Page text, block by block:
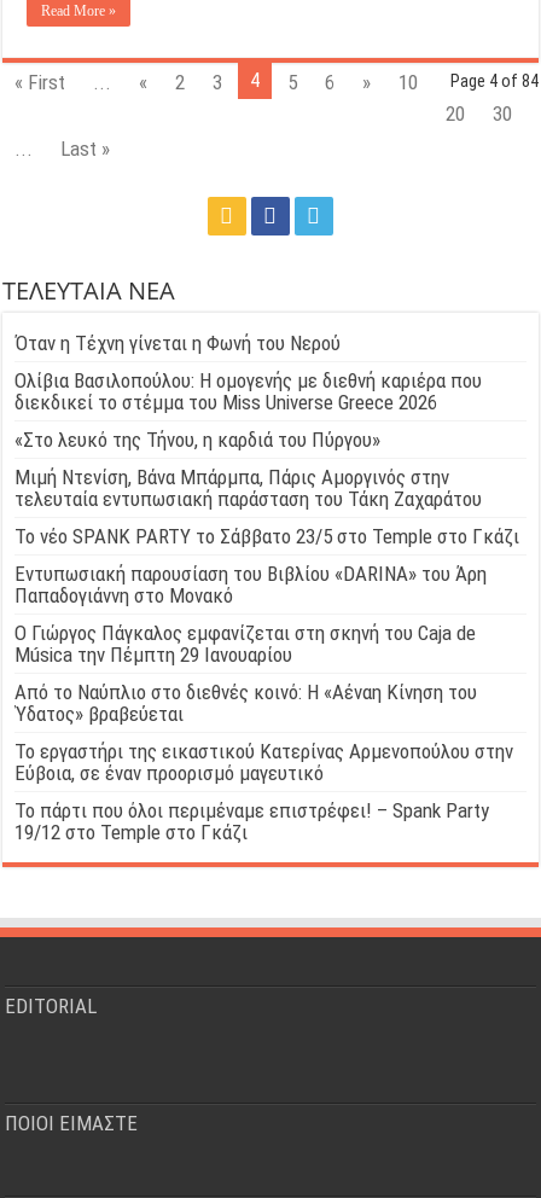
Read More »
Page 4 of 84
« First « 2 3 4 5 6 »
10
20
30
Last »
ΤΕΛΕΥΤΑΙΑ ΝΕΑ
Όταν η Τέχνη γίνεται η Φωνή του Νερού
Ολίβια Βασιλοπούλου: Η ομογενής με διεθνή καριέρα που
διεκδικεί το στέμμα του Miss Universe Greece 2026
«Στο λευκό της Τήνου, η καρδιά του Πύργου»
Μιμή Ντενίση, Βάνα Μπάρμπα, Πάρις Αμοργινός στην
τελευταία εντυπωσιακή παράσταση του Τάκη Ζαχαράτου
Το νέο SPANK PARTY το Σάββατο 23/5 στο Temple στο Γκάζι
Εντυπωσιακή παρουσίαση του Βιβλίου «DARINA» του Άρη
Παπαδογιάννη στο Μονακό
Ο Γιώργος Πάγκαλος εμφανίζεται στη σκηνή του Caja de
Música την Πέμπτη 29 Ιανουαρίου
Από το Ναύπλιο στο διεθνές κοινό: Η «Αέναη Κίνηση του
Ύδατος» βραβεύεται
Το εργαστήρι της εικαστικού Κατερίνας Αρμενοπούλου στην
Εύβοια, σε έναν προορισμό μαγευτικό
Το πάρτι που όλοι περιμέναμε επιστρέφει! – Spank Party
19/12 στο Temple στο Γκάζι
EDITORIAL
ΠΟΙΟΙ ΕΙΜΑΣΤΕ